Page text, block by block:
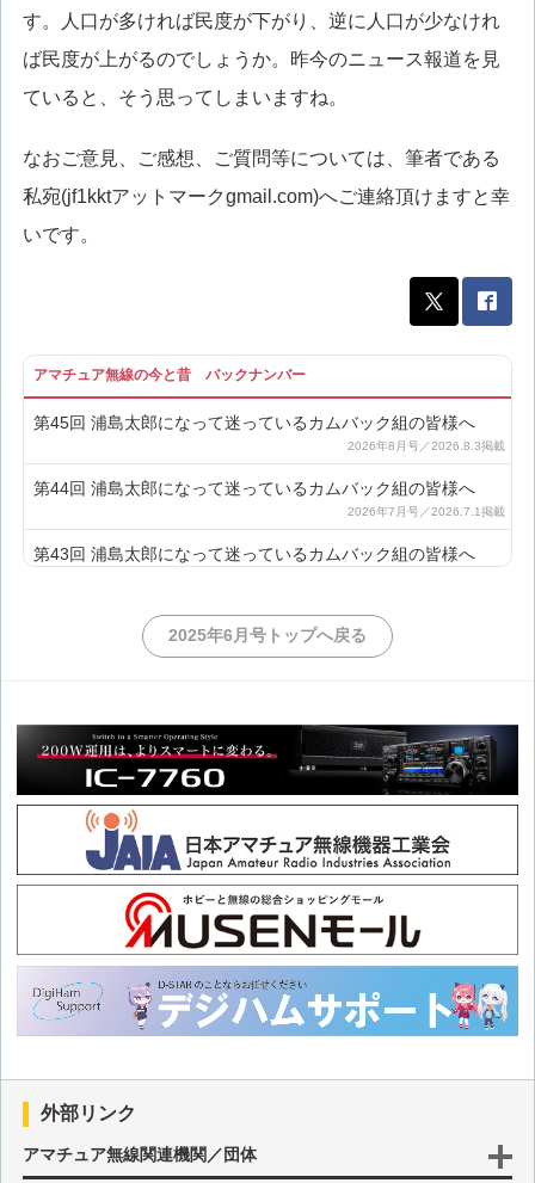
す。人口が多ければ民度が下がり、逆に人口が少なけれ
ば民度が上がるのでしょうか。昨今のニュース報道を見
ていると、そう思ってしまいますね。
なおご意見、ご感想、ご質問等については、筆者である
私宛(jf1kktアットマークgmail.com)へご連絡頂けますと幸
いです。
アマチュア無線の今と昔 バックナンバー
第45回 浦島太郎になって迷っているカムバック組の皆様へ
第44回 浦島太郎になって迷っているカムバック組の皆様へ
第43回 浦島太郎になって迷っているカムバック組の皆様へ
第42回 浦島太郎になって迷っているカムバック組の皆様へ
第40回 浦島太郎になって迷っているカムバック組の皆様へ
第39回 浦島太郎になって迷っているカムバック組の皆様へ
第38回 浦島太郎になって迷っているカムバック組の皆様へ
第37回 浦島太郎になって迷っているカムバック組の皆様へ
第36回 浦島太郎になって迷っているカムバック組の皆様へ
第35回 浦島太郎になって迷っているカムバック組の皆様へ
第34回 浦島太郎になって迷っているカムバック組の皆様へ
2025年6月号トップへ戻る
外部リンク
アマチュア無線関連機関／団体